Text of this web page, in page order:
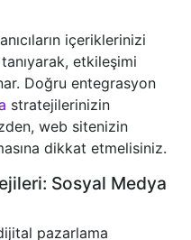
içeriklerinizi
etkileşimi
Doğru entegrasyon
stratejilerinizin
web sitenizin
dikkat etmelisiniz.
Sosyal Medya
pazarlama